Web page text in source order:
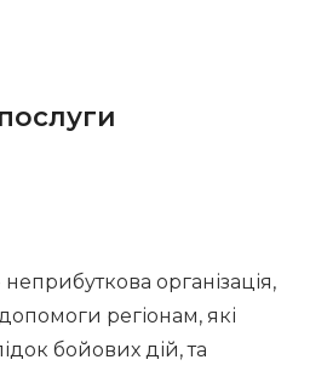
організація,
регіонам, які
бойових дій, та